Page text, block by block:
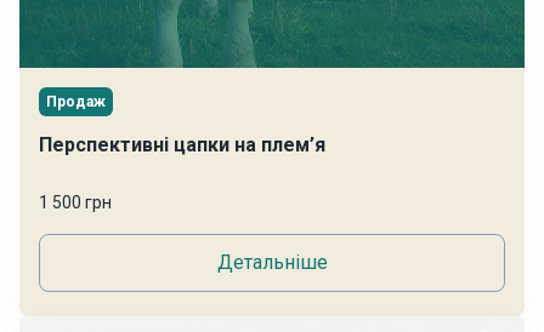
Продаж
Перспективні цапки на плем’я
1 500 грн
Детальніше